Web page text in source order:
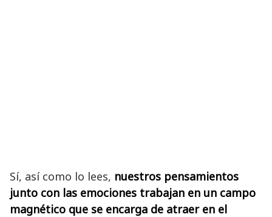
Sí, así como lo lees, nuestros pensamientos
junto con las emociones trabajan en un campo
magnético que se encarga de atraer en el